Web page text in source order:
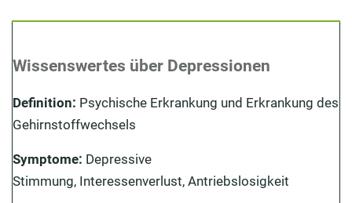
Was sind die Risikofaktoren einer psychischen
Welche Anzeichen deuten auf eine Depression hin?
Wie wird eine Depression behandelt?
Psychische Störung verhindern: Wie kann einer
Wissenswertes über Depressionen
Definition: Psychische Erkrankung und Erkrankung des
Gehirnstoffwechsels
Symptome: Depressive
Stimmung, Interessenverlust, Antriebslosigkeit